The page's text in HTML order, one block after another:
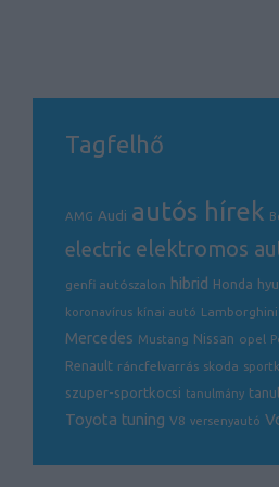
Tagfelhő
AMG Audi autós hírek
electric elektromos
genfi autószalon hibrid Honda
koronavírus kínai autó Lamborghini
Mercedes Mustang Nissan opel
Renault ráncfelvarrás skoda
szuper-sportkocsi tanulmány
Toyota tuning V8 versenyautó